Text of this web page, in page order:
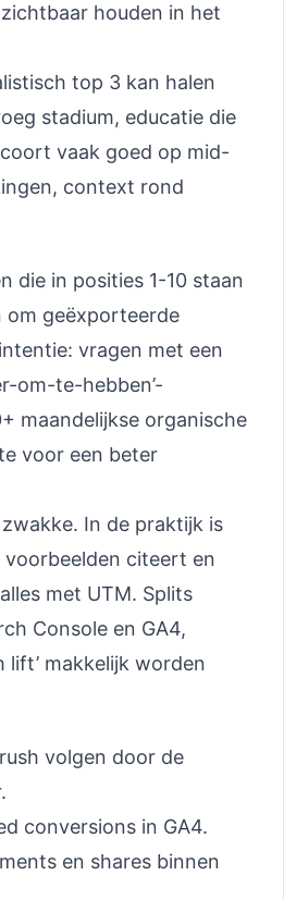
houden in het
top 3 kan halen
stadium, educatie die
vaak goed op mid-
context rond
die in posities 1-10 staan
om geëxporteerde
vragen met een
om-te-hebben’-
maandelijkse organische
voor een beter
In de praktijk is
citeert en
met UTM. Splits
Console en GA4,
lift’ makkelijk worden
volgen door de
conversions in GA4.
en shares binnen